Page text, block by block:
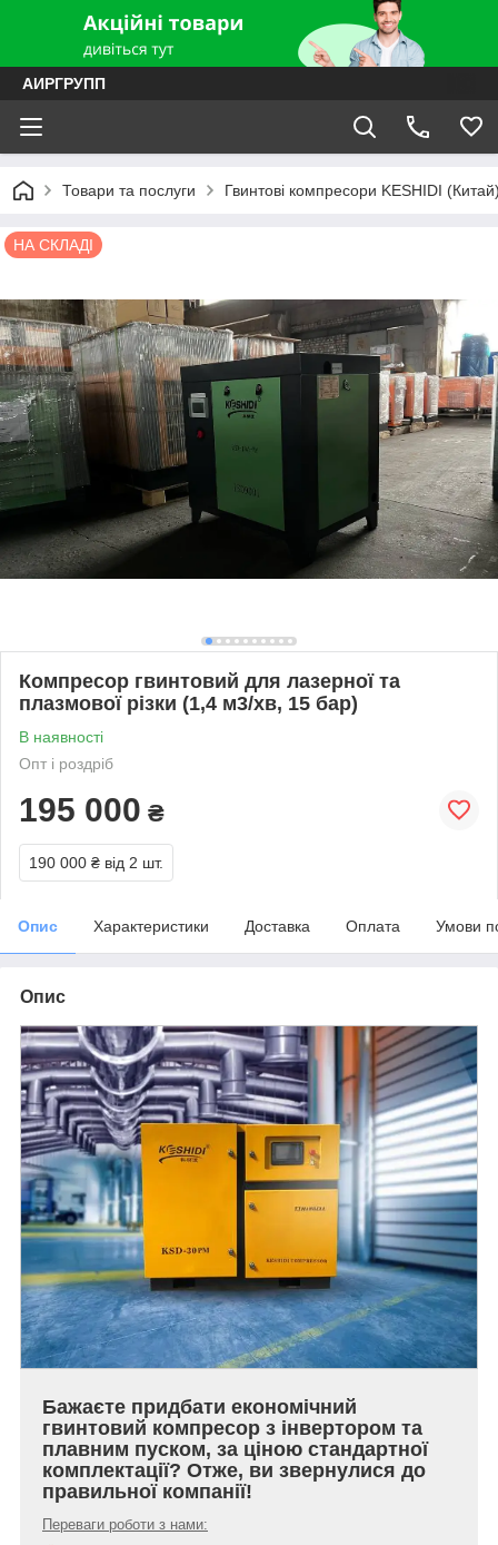
АИРГРУПП
Товари та послуги Гвинтові компресори KESHIDI
НА СКЛАДІ
Компресор гвинтовий для лазерної та
плазмової різки (1,4 м3/хв, 15 бар)
В наявності
Опт і роздріб
195 000 ₴
190 000 ₴ від 2 шт.
Опис Характеристики Доставка Оплата Умови
Опис
Бажаєте придбати економічний
гвинтовий компресор з інвертором та
плавним пуском, за ціною стандартної
комплектації? Отже, ви звернулися до
правильної компанії!
Переваги роботи з нами: